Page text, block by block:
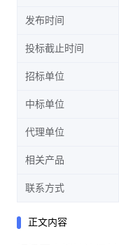
发布时间
投标截止时间
招标单位
中标单位
代理单位
相关产品
联系方式
正文内容